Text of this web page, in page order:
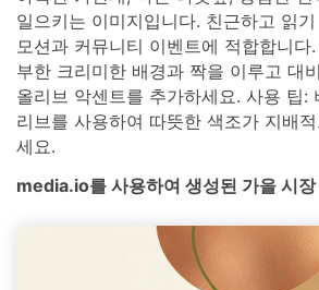
일으키는 이미지입니다. 친근하고 읽
모션과 커뮤니티 이벤트에 적합합니
부한 크리미한 배경과 짝을 이루고 대
올리브 악센트를 추가하세요. 사용 팁:
리브를 사용하여 따뜻한 색조가 지배
세요.
media.io를 사용하여 생성된 가을 시장